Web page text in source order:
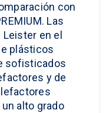
con
Las
en el
plásticos
sofisticados
y de
alto grado